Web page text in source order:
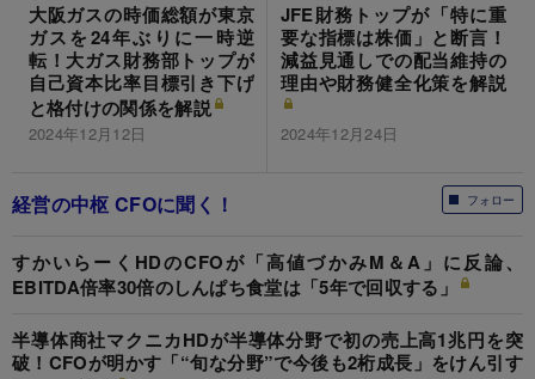
大阪ガスの時価総額が東京
ガスを24年ぶりに一時逆
転！大ガス財務部トップが
自己資本比率目標引き下げ
と格付けの関係を解説
2024年12月12日
JFE財務トップが「特に重
要な指標は株価」と断言！
減益見通しでの配当維持の
理由や財務健全化策を解説
2024年12月24日
フォロー
経営の中枢 CFOに聞く！
すかいらーくHDのCFOが「高値づかみM＆A」に反論、
EBITDA倍率30倍のしんぱち食堂は「5年で回収する」
半導体商社マクニカHDが半導体分野で初の売上高1兆円を突
破！CFOが明かす「“旬な分野”で今後も2桁成長」をけん引す